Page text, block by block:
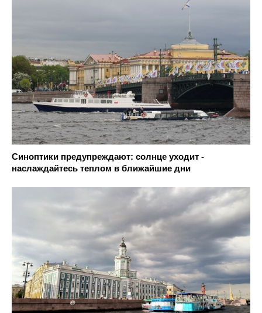
Синоптики предупреждают: солнце уходит -
наслаждайтесь теплом в ближайшие дни